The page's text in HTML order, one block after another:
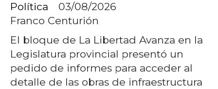
Franco Centurión
Política 03/08/2026
El bloque de La Libertad Avanza en la
Legislatura provincial presentó un
pedido de informes para acceder al
detalle de las obras de infraestructura